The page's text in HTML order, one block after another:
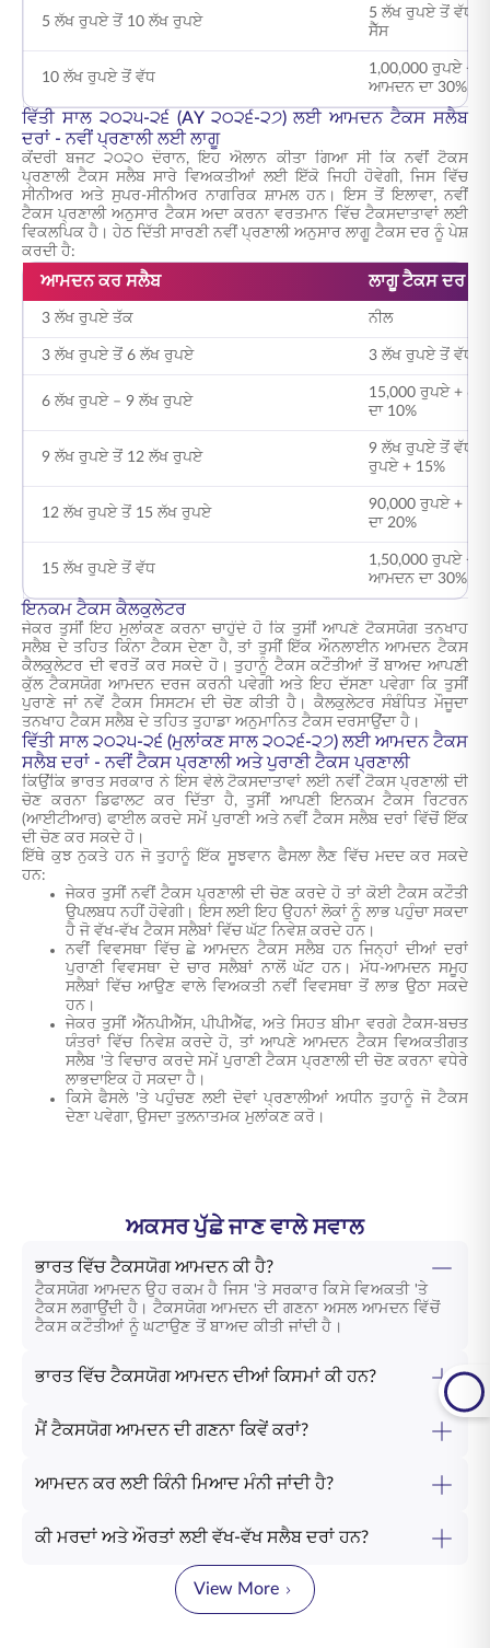
5 ਲੱਖ ਰੁਪਏ ਤੋਂ 10 ਲੱਖ ਰੁਪਏ
5 ਲੱਖ ਰੁਪਏ ਤੋਂ ਵੱਧ
ਸੈੱਸ
10 ਲੱਖ ਰੁਪਏ ਤੋਂ ਵੱਧ
1,00,000 ਰੁਪਏ +
ਆਮਦਨ ਦਾ 30% +
ਵਿੱਤੀ ਸਾਲ ੨੦੨੫-੨੬ (AY ੨੦੨੬-੨੭) ਲਈ ਆਮਦਨ ਟੈਕਸ ਸਲੈਬ
ਦਰਾਂ - ਨਵੀਂ ਪ੍ਰਣਾਲੀ ਲਈ ਲਾਗੂ
ਕੇਂਦਰੀ ਬਜਟ ੨੦੨੦ ਦੌਰਾਨ, ਇਹ ਐਲਾਨ ਕੀਤਾ ਗਿਆ ਸੀ ਕਿ ਨਵੀਂ ਟੈਕਸ
ਪ੍ਰਣਾਲੀ ਟੈਕਸ ਸਲੈਬ ਸਾਰੇ ਵਿਅਕਤੀਆਂ ਲਈ ਇੱਕੋ ਜਿਹੀ ਹੋਵੇਗੀ, ਜਿਸ ਵਿੱਚ
ਸੀਨੀਅਰ ਅਤੇ ਸੁਪਰ-ਸੀਨੀਅਰ ਨਾਗਰਿਕ ਸ਼ਾਮਲ ਹਨ। ਇਸ ਤੋਂ ਇਲਾਵਾ, ਨਵੀਂ
ਟੈਕਸ ਪ੍ਰਣਾਲੀ ਅਨੁਸਾਰ ਟੈਕਸ ਅਦਾ ਕਰਨਾ ਵਰਤਮਾਨ ਵਿੱਚ ਟੈਕਸਦਾਤਾਵਾਂ ਲਈ
ਵਿਕਲਪਿਕ ਹੈ। ਹੇਠ ਦਿੱਤੀ ਸਾਰਣੀ ਨਵੀਂ ਪ੍ਰਣਾਲੀ ਅਨੁਸਾਰ ਲਾਗੂ ਟੈਕਸ ਦਰ ਨੂੰ ਪੇਸ਼
ਕਰਦੀ ਹੈ:
ਆਮਦਨ ਕਰ ਸਲੈਬ ਲਾਗੂ ਟੈਕਸ ਦਰ
3 ਲੱਖ ਰੁਪਏ ਤੱਕ ਨੀਲ
3 ਲੱਖ ਰੁਪਏ ਤੋਂ 6 ਲੱਖ ਰੁਪਏ 3 ਲੱਖ ਰੁਪਏ ਤੋਂ ਵੱਧ
6 ਲੱਖ ਰੁਪਏ – 9 ਲੱਖ ਰੁਪਏ
15,000 ਰੁਪਏ + 6
ਦਾ 10%
9 ਲੱਖ ਰੁਪਏ ਤੋਂ 12 ਲੱਖ ਰੁਪਏ
9 ਲੱਖ ਰੁਪਏ ਤੋਂ ਵੱਧ
ਰੁਪਏ + 15%
12 ਲੱਖ ਰੁਪਏ ਤੋਂ 15 ਲੱਖ ਰੁਪਏ
90,000 ਰੁਪਏ +
ਦਾ 20%
15 ਲੱਖ ਰੁਪਏ ਤੋਂ ਵੱਧ
1,50,000 ਰੁਪਏ +
ਆਮਦਨ ਦਾ 30%
ਇਨਕਮ ਟੈਕਸ ਕੈਲਕੁਲੇਟਰ
ਜੇਕਰ ਤੁਸੀਂ ਇਹ ਮੁਲਾਂਕਣ ਕਰਨਾ ਚਾਹੁੰਦੇ ਹੋ ਕਿ ਤੁਸੀਂ ਆਪਣੇ ਟੈਕਸਯੋਗ ਤਨਖਾਹ
ਸਲੈਬ ਦੇ ਤਹਿਤ ਕਿੰਨਾ ਟੈਕਸ ਦੇਣਾ ਹੈ, ਤਾਂ ਤੁਸੀਂ ਇੱਕ ਔਨਲਾਈਨ ਆਮਦਨ ਟੈਕਸ
ਕੈਲਕੁਲੇਟਰ ਦੀ ਵਰਤੋਂ ਕਰ ਸਕਦੇ ਹੋ। ਤੁਹਾਨੂੰ ਟੈਕਸ ਕਟੌਤੀਆਂ ਤੋਂ ਬਾਅਦ ਆਪਣੀ
ਕੁੱਲ ਟੈਕਸਯੋਗ ਆਮਦਨ ਦਰਜ ਕਰਨੀ ਪਵੇਗੀ ਅਤੇ ਇਹ ਦੱਸਣਾ ਪਵੇਗਾ ਕਿ ਤੁਸੀਂ
ਪੁਰਾਣੇ ਜਾਂ ਨਵੇਂ ਟੈਕਸ ਸਿਸਟਮ ਦੀ ਚੋਣ ਕੀਤੀ ਹੈ। ਕੈਲਕੁਲੇਟਰ ਸੰਬੰਧਿਤ ਮੌਜੂਦਾ
ਤਨਖਾਹ ਟੈਕਸ ਸਲੈਬ ਦੇ ਤਹਿਤ ਤੁਹਾਡਾ ਅਨੁਮਾਨਿਤ ਟੈਕਸ ਦਰਸਾਉਂਦਾ ਹੈ।
ਵਿੱਤੀ ਸਾਲ ੨੦੨੫-੨੬ (ਮੁਲਾਂਕਣ ਸਾਲ ੨੦੨੬-੨੭) ਲਈ ਆਮਦਨ ਟੈਕਸ
ਸਲੈਬ ਦਰਾਂ - ਨਵੀਂ ਟੈਕਸ ਪ੍ਰਣਾਲੀ ਅਤੇ ਪੁਰਾਣੀ ਟੈਕਸ ਪ੍ਰਣਾਲੀ
ਕਿਉਂਕਿ ਭਾਰਤ ਸਰਕਾਰ ਨੇ ਇਸ ਵੇਲੇ ਟੈਕਸਦਾਤਾਵਾਂ ਲਈ ਨਵੀਂ ਟੈਕਸ ਪ੍ਰਣਾਲੀ ਦੀ
ਚੋਣ ਕਰਨਾ ਡਿਫਾਲਟ ਕਰ ਦਿੱਤਾ ਹੈ, ਤੁਸੀਂ ਆਪਣੀ ਇਨਕਮ ਟੈਕਸ ਰਿਟਰਨ
(ਆਈਟੀਆਰ) ਫਾਈਲ ਕਰਦੇ ਸਮੇਂ ਪੁਰਾਣੀ ਅਤੇ ਨਵੀਂ ਟੈਕਸ ਸਲੈਬ ਦਰਾਂ ਵਿੱਚੋਂ ਇੱਕ
ਦੀ ਚੋਣ ਕਰ ਸਕਦੇ ਹੋ।
ਇੱਥੇ ਕੁਝ ਨੁਕਤੇ ਹਨ ਜੋ ਤੁਹਾਨੂੰ ਇੱਕ ਸੂਝਵਾਨ ਫੈਸਲਾ ਲੈਣ ਵਿੱਚ ਮਦਦ ਕਰ ਸਕਦੇ
ਹਨ:
ਜੇਕਰ ਤੁਸੀਂ ਨਵੀਂ ਟੈਕਸ ਪ੍ਰਣਾਲੀ ਦੀ ਚੋਣ ਕਰਦੇ ਹੋ ਤਾਂ ਕੋਈ ਟੈਕਸ ਕਟੌਤੀ
ਉਪਲਬਧ ਨਹੀਂ ਹੋਵੇਗੀ। ਇਸ ਲਈ ਇਹ ਉਹਨਾਂ ਲੋਕਾਂ ਨੂੰ ਲਾਭ ਪਹੁੰਚਾ ਸਕਦਾ
ਹੈ ਜੋ ਵੱਖ-ਵੱਖ ਟੈਕਸ ਸਲੈਬਾਂ ਵਿੱਚ ਘੱਟ ਨਿਵੇਸ਼ ਕਰਦੇ ਹਨ।
ਨਵੀਂ ਵਿਵਸਥਾ ਵਿੱਚ ਛੇ ਆਮਦਨ ਟੈਕਸ ਸਲੈਬ ਹਨ ਜਿਨ੍ਹਾਂ ਦੀਆਂ ਦਰਾਂ
ਪੁਰਾਣੀ ਵਿਵਸਥਾ ਦੇ ਚਾਰ ਸਲੈਬਾਂ ਨਾਲੋਂ ਘੱਟ ਹਨ। ਮੱਧ-ਆਮਦਨ ਸਮੂਹ
ਸਲੈਬਾਂ ਵਿੱਚ ਆਉਣ ਵਾਲੇ ਵਿਅਕਤੀ ਨਵੀਂ ਵਿਵਸਥਾ ਤੋਂ ਲਾਭ ਉਠਾ ਸਕਦੇ
ਹਨ।
ਜੇਕਰ ਤੁਸੀਂ ਐੱਨਪੀਐੱਸ, ਪੀਪੀਐੱਫ, ਅਤੇ ਸਿਹਤ ਬੀਮਾ ਵਰਗੇ ਟੈਕਸ-ਬਚਤ
ਯੰਤਰਾਂ ਵਿੱਚ ਨਿਵੇਸ਼ ਕਰਦੇ ਹੋ, ਤਾਂ ਆਪਣੇ ਆਮਦਨ ਟੈਕਸ ਵਿਅਕਤੀਗਤ
ਸਲੈਬ 'ਤੇ ਵਿਚਾਰ ਕਰਦੇ ਸਮੇਂ ਪੁਰਾਣੀ ਟੈਕਸ ਪ੍ਰਣਾਲੀ ਦੀ ਚੋਣ ਕਰਨਾ ਵਧੇਰੇ
ਲਾਭਦਾਇਕ ਹੋ ਸਕਦਾ ਹੈ।
ਕਿਸੇ ਫੈਸਲੇ 'ਤੇ ਪਹੁੰਚਣ ਲਈ ਦੋਵਾਂ ਪ੍ਰਣਾਲੀਆਂ ਅਧੀਨ ਤੁਹਾਨੂੰ ਜੋ ਟੈਕਸ
ਦੇਣਾ ਪਵੇਗਾ, ਉਸਦਾ ਤੁਲਨਾਤਮਕ ਮੁਲਾਂਕਣ ਕਰੋ।
ਅਕਸਰ ਪੁੱਛੇ ਜਾਣ ਵਾਲੇ ਸਵਾਲ
ਭਾਰਤ ਵਿੱਚ ਟੈਕਸਯੋਗ ਆਮਦਨ ਕੀ ਹੈ?
ਟੈਕਸਯੋਗ ਆਮਦਨ ਉਹ ਰਕਮ ਹੈ ਜਿਸ 'ਤੇ ਸਰਕਾਰ ਕਿਸੇ ਵਿਅਕਤੀ 'ਤੇ
ਟੈਕਸ ਲਗਾਉਂਦੀ ਹੈ। ਟੈਕਸਯੋਗ ਆਮਦਨ ਦੀ ਗਣਨਾ ਅਸਲ ਆਮਦਨ ਵਿੱਚੋਂ
ਟੈਕਸ ਕਟੌਤੀਆਂ ਨੂੰ ਘਟਾਉਣ ਤੋਂ ਬਾਅਦ ਕੀਤੀ ਜਾਂਦੀ ਹੈ।
ਭਾਰਤ ਵਿੱਚ ਟੈਕਸਯੋਗ ਆਮਦਨ ਦੀਆਂ ਕਿਸਮਾਂ ਕੀ ਹਨ?
ਮੈਂ ਟੈਕਸਯੋਗ ਆਮਦਨ ਦੀ ਗਣਨਾ ਕਿਵੇਂ ਕਰਾਂ?
ਆਮਦਨ ਕਰ ਲਈ ਕਿੰਨੀ ਮਿਆਦ ਮੰਨੀ ਜਾਂਦੀ ਹੈ?
ਕੀ ਮਰਦਾਂ ਅਤੇ ਔਰਤਾਂ ਲਈ ਵੱਖ-ਵੱਖ ਸਲੈਬ ਦਰਾਂ ਹਨ?
View More